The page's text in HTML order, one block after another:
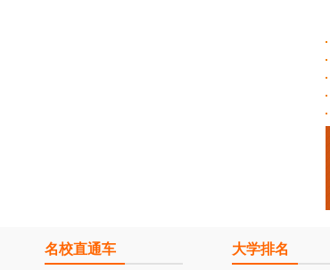
名校直通车 大学排名